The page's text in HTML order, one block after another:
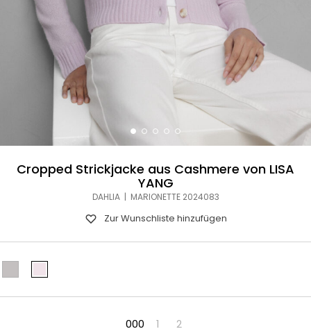
Cropped Strickjacke aus Cashmere von LISA
YANG
DAHLIA | MARIONETTE 2024083
Zur Wunschliste hinzufügen
000 1 2